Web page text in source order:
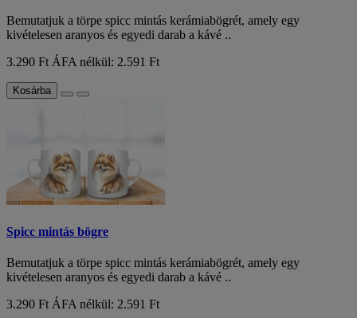
Bemutatjuk a törpe spicc mintás kerámiabögrét, amely egy
kivételesen aranyos és egyedi darab a kávé ..
3.290 Ft ÁFA nélkül: 2.591 Ft
Kosárba
Spicc mintás bögre
Bemutatjuk a törpe spicc mintás kerámiabögrét, amely egy
kivételesen aranyos és egyedi darab a kávé ..
3.290 Ft ÁFA nélkül: 2.591 Ft